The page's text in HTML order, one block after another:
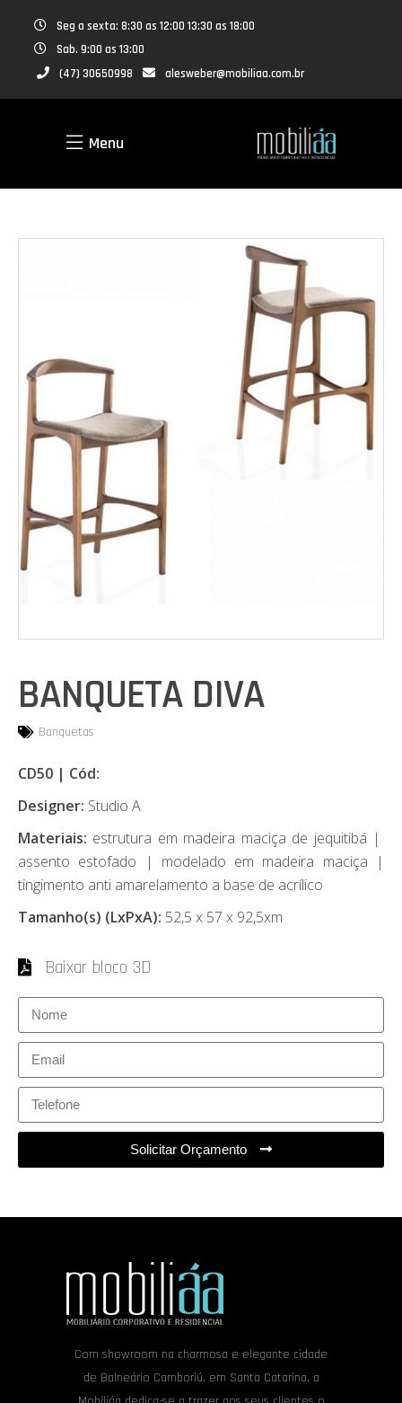
Seg a sexta: 8:30 as 12:00 13:30 as 18:00
Sab. 9:00 as 13:00
(47) 30650998
alesweber@mobiliaa.com.br
Menu
BANQUETA DIVA
Banquetas
CD50 | Cód:
Designer: Studio A
Materiais: estrutura em madeira maciça de jequitibá |
assento estofado | modelado em madeira maciça |
tingimento anti amarelamento a base de acrílico
Tamanho(s) (LxPxA): 52,5 x 57 x 92,5xm
Baixar bloco 3D
Solicitar Orçamento
Com showroom na charmosa e elegante cidade
de Balneário Camboriú, em Santa Catarina, a